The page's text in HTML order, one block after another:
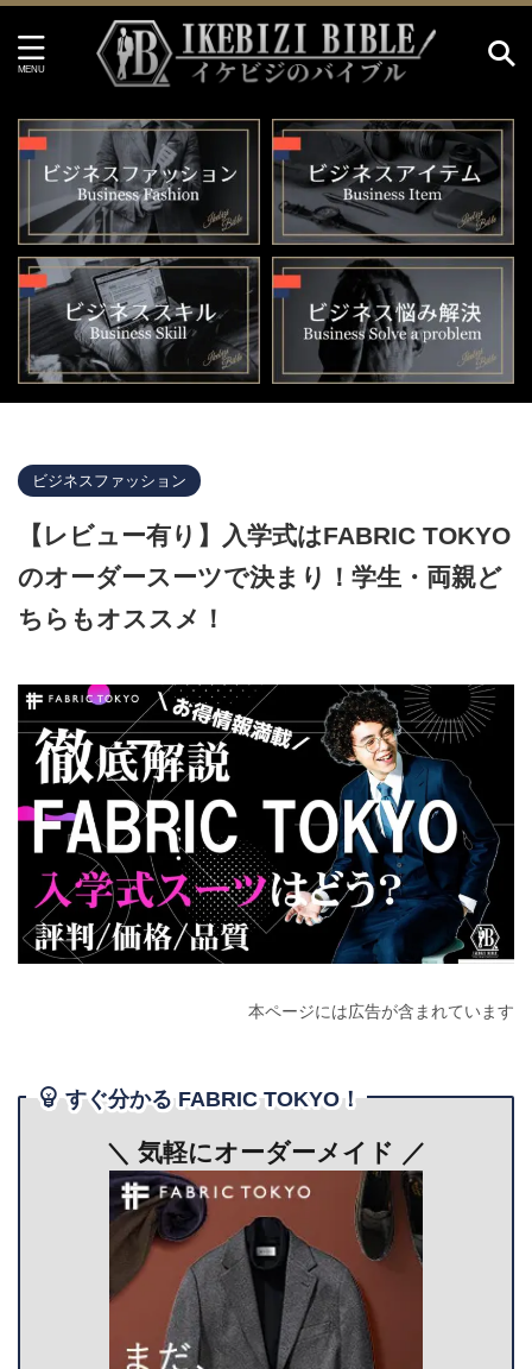
ビジネスファッション
【レビュー有り】入学式はFABRIC TOKYO
のオーダースーツで決まり！学生・両親ど
ちらもオススメ！
本ページには広告が含まれています
すぐ分かる FABRIC TOKYO！
＼ 気軽にオーダーメイド ／